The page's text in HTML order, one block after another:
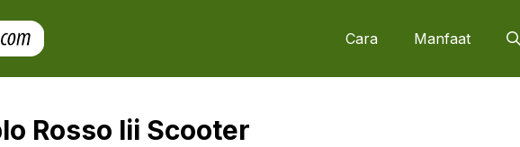
Cara Manfaat
Rosso Iii Scooter